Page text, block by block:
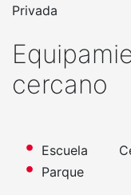
Privada
cercano
Escuela
Parque